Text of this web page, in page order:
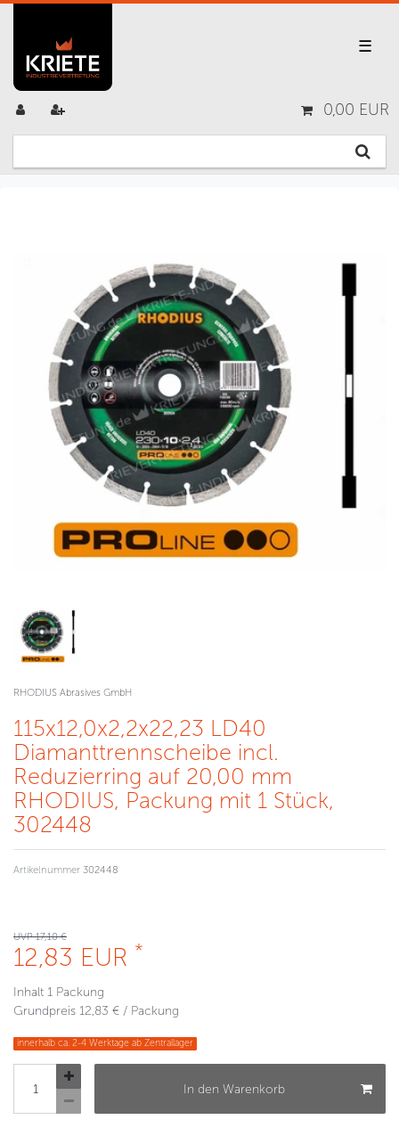
☰
0,00 EUR
RHODIUS Abrasives GmbH
115x12,0x2,2x22,23 LD40
Diamanttrennscheibe incl.
Reduzierring auf 20,00 mm
RHODIUS, Packung mit 1 Stück,
302448
Artikelnummer 302448
UVP 17,10 €
12,83 EUR *
Inhalt 1 Packung
Grundpreis 12,83 € / Packung
innerhalb ca. 2-4 Werktage ab Zentrallager
In den Warenkorb